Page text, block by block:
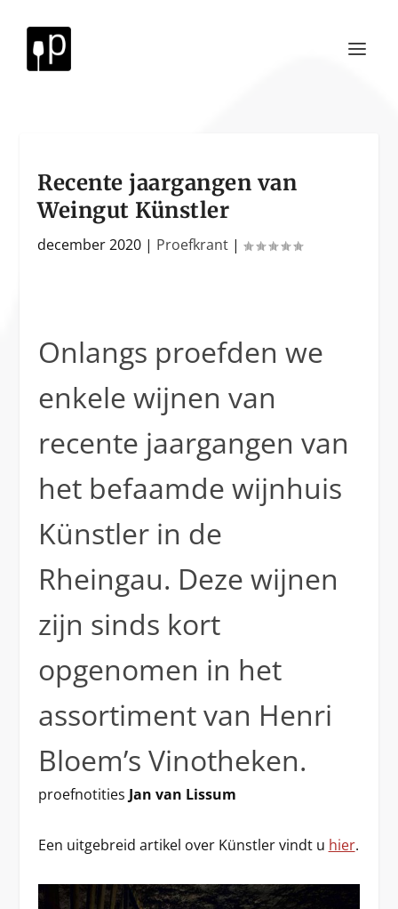
Recente jaargangen van
Weingut Künstler
december 2020 | Proefkrant |
Onlangs proefden we
enkele wijnen van
recente jaargangen van
het befaamde wijnhuis
Künstler in de
Rheingau. Deze wijnen
zijn sinds kort
opgenomen in het
assortiment van Henri
Bloem’s Vinotheken.
proefnotities Jan van Lissum
Een uitgebreid artikel over Künstler vindt u hier.